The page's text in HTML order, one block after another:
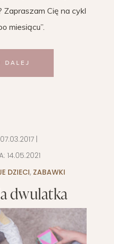
Zapraszam Cię na cykl
miesiącu”.
DALEJ
07.03.2017|
14.05.2021
DZIECI, ZABAWKI
dwulatka